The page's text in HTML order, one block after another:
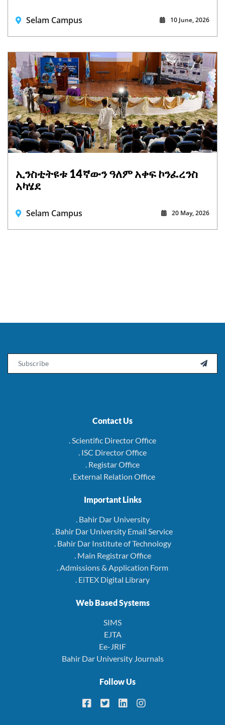
Selam Campus 10 June, 2026
ኢንስቲትዩቱ 14ኛውን ዓለም አቀፍ ኮንፈረንስ
አካሄደ
Selam Campus 20 May, 2026

Contact Us
. Scientific Director Office
. ISC Director Office
. Registar Office
. External Relation Office
Important Links
. Bahir Dar University
. Bahir Dar University Email Service
. Bahir Dar Institute of Technology
. Main Registrar Office
. Admissions & Application Form
. EiTEX Digital Library
Web Based Systems
SIMS
EJTA
Ee-JRIF
Bahir Dar University Journals
Follow Us